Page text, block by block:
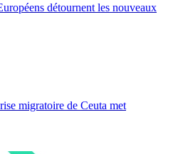
détournent les nouveaux
migratoire de Ceuta met